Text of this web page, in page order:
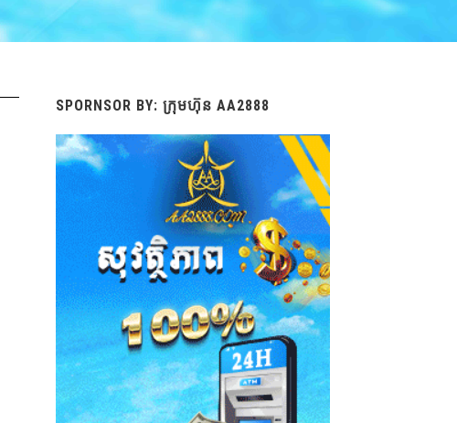
SPORNSOR BY: ក្រុមហ៊ុន AA2888